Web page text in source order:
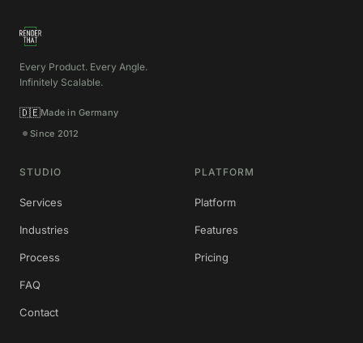
Every Product. Every Angle.
Infinitely Scalable.
🇩🇪Made in Germany
Since 2012
STUDIO
Services
Industries
Process
FAQ
Contact
PLATFORM
Platform
Features
Pricing